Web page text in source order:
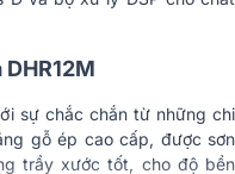
nhiệt, cấp độ 4
8 công suất), 18 W (Không
100-120 V, 220-240 V,
220V (Brazil), 50/60 Hz
sự chắc chắn từ những chi
gỗ ép cao cấp, được sơn
trầy xước tốt, cho độ bền